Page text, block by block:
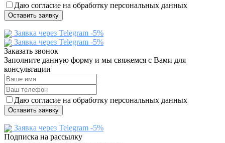
Даю согласие на обработку персональных данных
Оставить заявку
Заявка через Telegram -5%
Заявка через Telegram -5%
Заказать звонок
Заполните данную форму и мы свяжемся с Вами для
консультации
Даю согласие на обработку персональных данных
Оставить заявку
Заявка через Telegram -5%
Подписка на рассылку